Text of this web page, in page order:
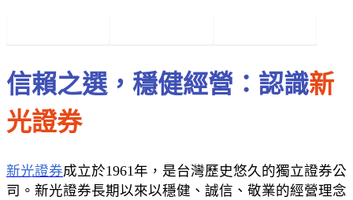
信賴之選，穩健經營：認識新
光證券
新光證券成立於1961年，是台灣歷史悠久的獨立證券公
司。新光證券長期以來以穩健、誠信、敬業的經營理念